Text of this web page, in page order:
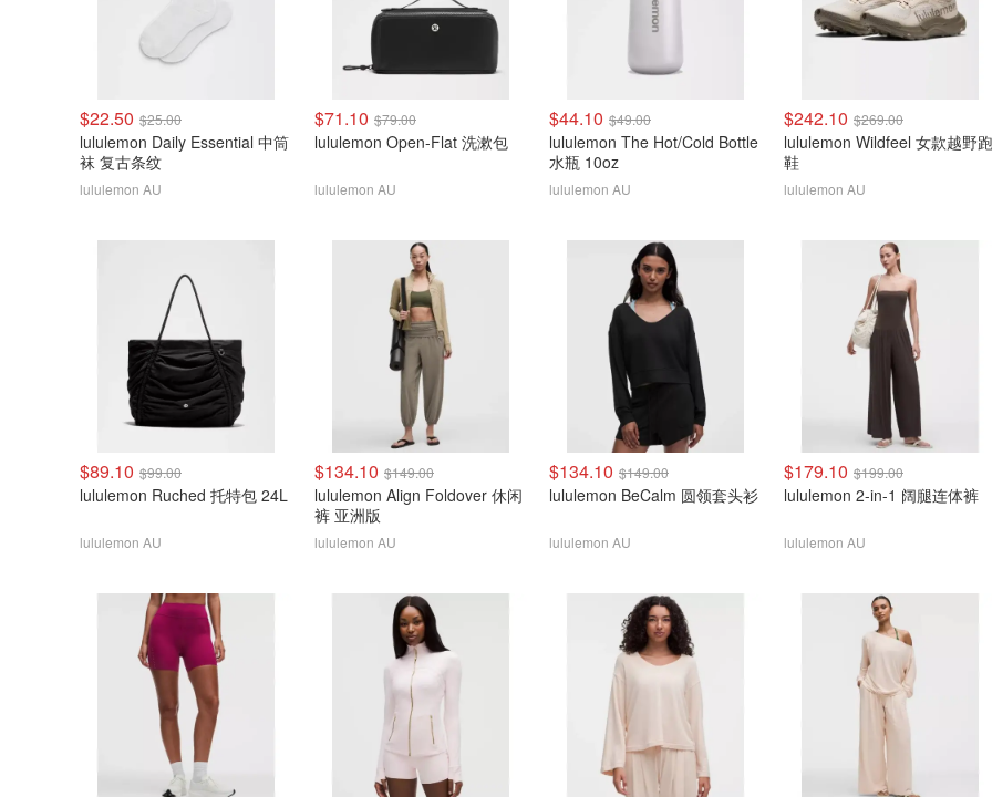
$22.50 $25.00
lululemon Daily Essential 中筒
袜 复古条纹
lululemon AU
$71.10 $79.00
lululemon Open-Flat 洗漱包
lululemon AU
$44.10 $49.00
lululemon The Hot/Cold Bottle
水瓶 10oz
lululemon AU
$242.10 $269.00
lululemon Wildfeel 女款越野跑
鞋
lululemon AU
$89.10 $99.00
lululemon Ruched 托特包 24L
lululemon AU
$134.10 $149.00
lululemon Align Foldover 休闲
裤 亚洲版
lululemon AU
$134.10 $149.00
lululemon BeCalm 圆领套头衫
lululemon AU
$179.10 $199.00
lululemon 2-in-1 阔腿连体裤
lululemon AU